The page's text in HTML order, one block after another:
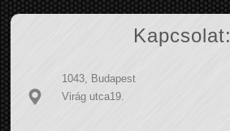
Kapcsolat:
1043, Budapest
Virág utca19.